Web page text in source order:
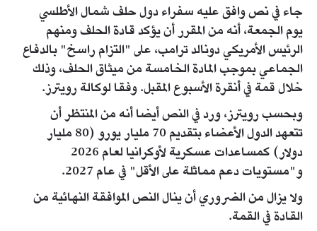
جاء في نص وافق عليه سفراء دول حلف شمال الأطلسي
يوم الجمعة، أنه من ​المقرر أن يؤكد قادة الحلف ومنهم
الرئيس الأمريكي دونالد ترامب، ‌على "التزام راسخ" بالدفاع
الجماعي بموجب المادة الخامسة من ميثاق الحلف، وذلك
خلال قمة في أنقرة الأسبوع المقبل. وفقا لوكالة رويترز.
وبحسب رويترز، ورد في النص أيضا أنه من المنتظر أن
تتعهد الدول الأعضاء بتقديم ​70 مليار يورو (80 مليار
دولار) كمساعدات عسكرية لأوكرانيا لعام 2026
و"مستويات ​دعم مماثلة على الأقل" في عام 2027.
ولا يزال من الضروري ⁠أن ينال النص الموافقة النهائية من
القادة في القمة.